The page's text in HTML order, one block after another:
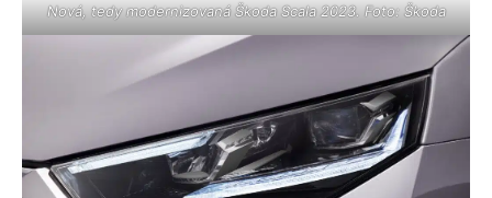
Nová, tedy modernizovaná Škoda Scala 2023. Foto: Škoda